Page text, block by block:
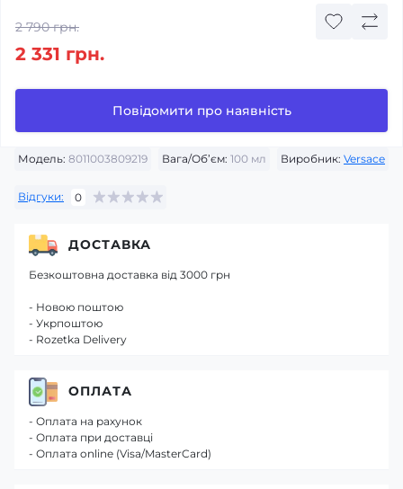
Модель: 8011003809219 Вага/Об’єм: 100 мл Виробник: Versace
Відгуки: 0
2 790 грн.
2 331 грн.
Повідомити про наявність
ДОСТАВКА
Безкоштовна доставка від 3000 грн
- Новою поштою
- Укрпоштою
- Rozetka Delivery
ОПЛАТА
- Оплата на рахунок
- Оплата при доставці
- Оплата online (Visa/MasterCard)